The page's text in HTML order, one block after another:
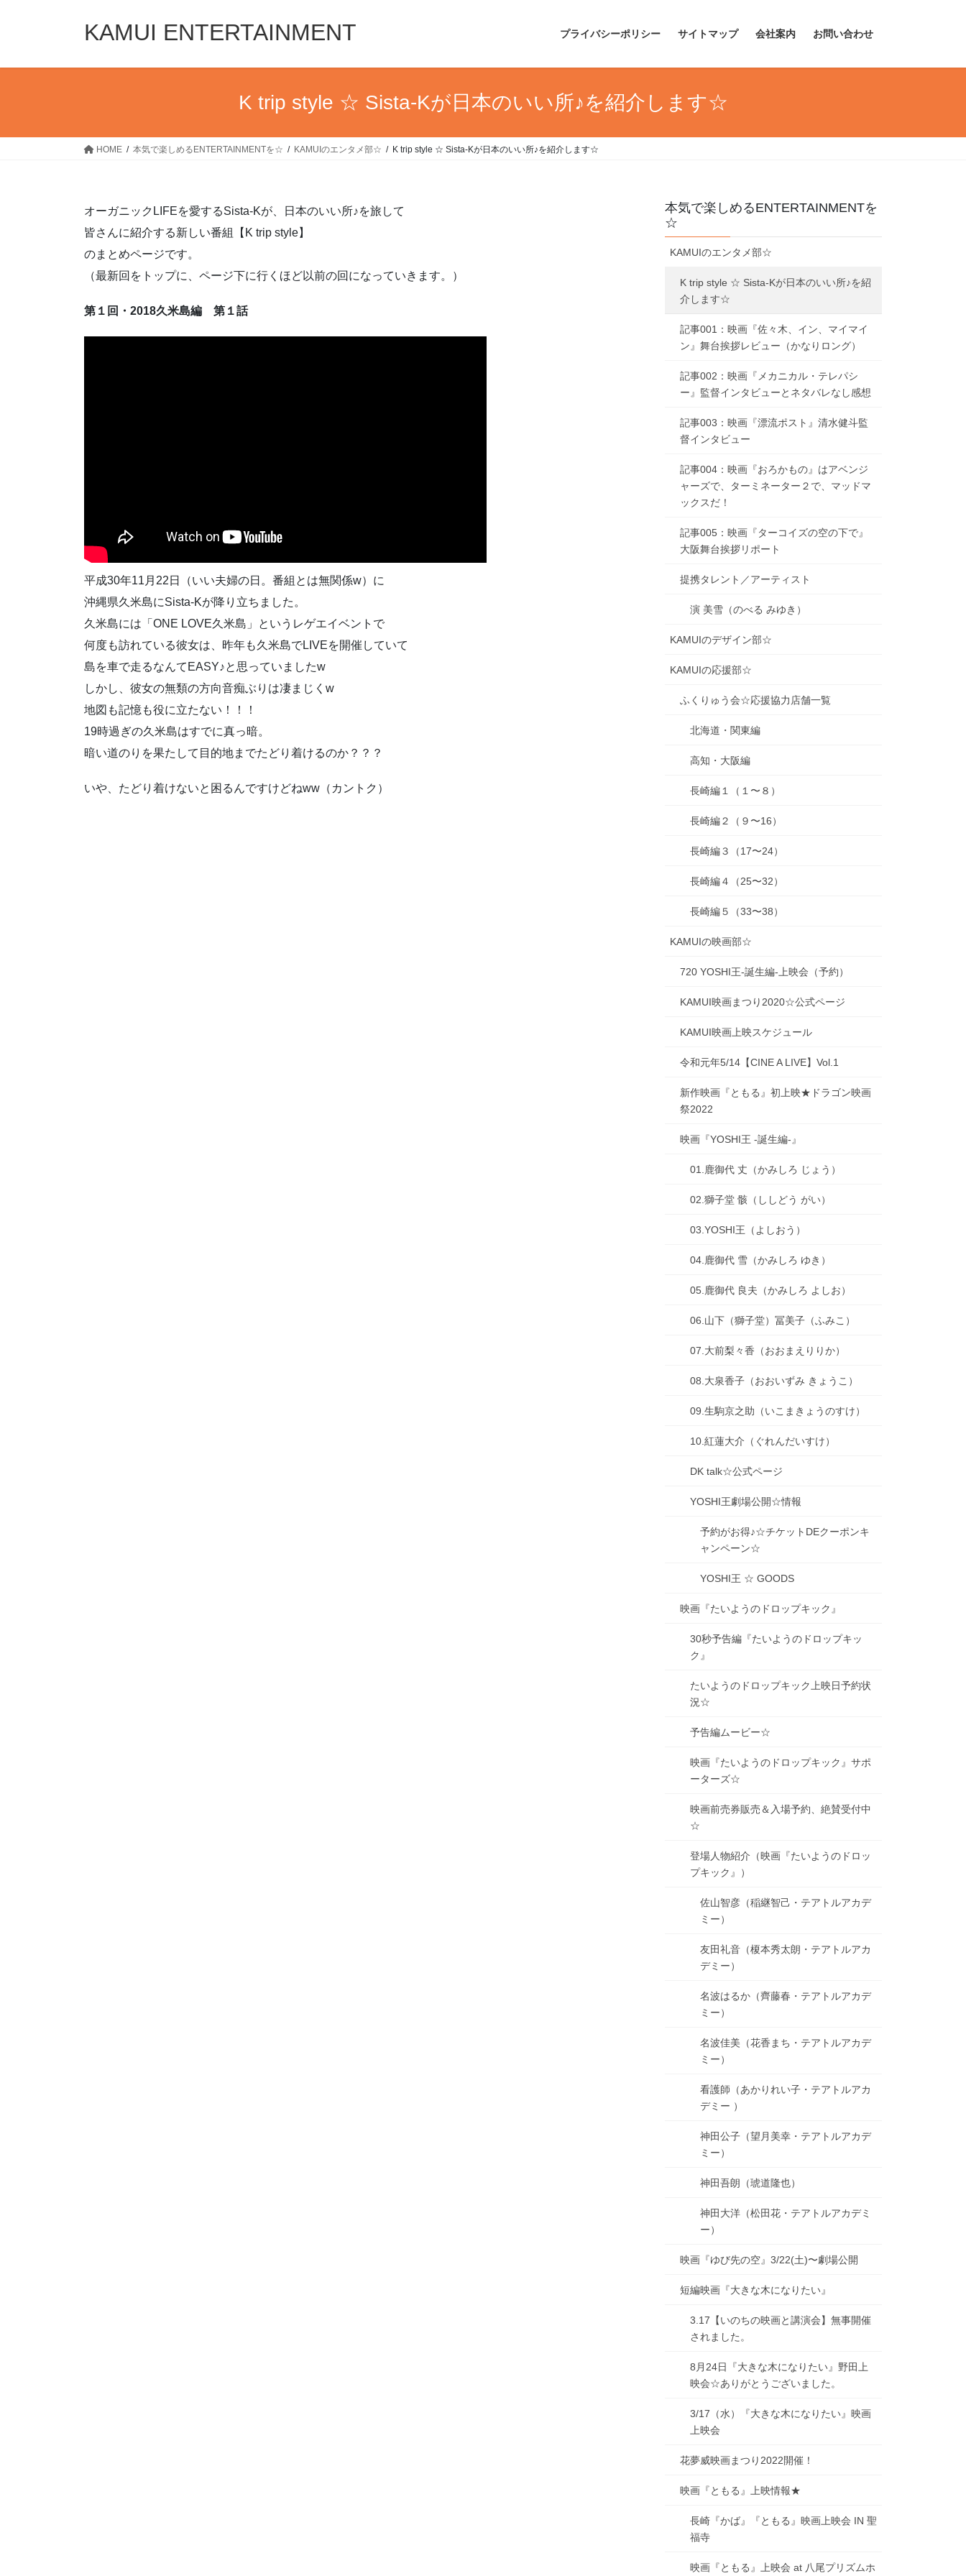
KAMUI ENTERTAINMENT プライバシーポリシー サイトマップ 会社案内 お問い合わせ
K trip style ☆ Sista-Kが日本のいい所♪を紹介します☆
HOME 本気で楽しめるENTERTAINMENTを☆ KAMUIのエンタメ部☆ K trip style ☆ Sista-Kが日本のいい所♪を紹介します☆
オーガニックLIFEを愛するSista-Kが、日本のいい所♪を旅して
皆さんに紹介する新しい番組【K trip style】
のまとめページです。
（最新回をトップに、ページ下に行くほど以前の回になっていきます。）
第１回・2018久米島編 第１話
平成30年11月22日（いい夫婦の日。番組とは無関係w）に
沖縄県久米島にSista-Kが降り立ちました。
久米島には「ONE LOVE久米島」というレゲエイベントで
何度も訪れている彼女は、昨年も久米島でLIVEを開催していて
島を車で走るなんてEASY♪と思っていましたw
しかし、彼女の無類の方向音痴ぶりは凄まじくw
地図も記憶も役に立たない！！！
19時過ぎの久米島はすでに真っ暗。
暗い道のりを果たして目的地までたどり着けるのか？？？
いや、たどり着けないと困るんですけどねww（カントク）
本気で楽しめるENTERTAINMENTを
☆
KAMUIのエンタメ部☆
K trip style ☆ Sista-Kが日本のいい所♪を紹
介します☆
記事001：映画『佐々木、イン、マイマイ
ン』舞台挨拶レビュー（かなりロング）
記事002：映画『メカニカル・テレパシ
ー』監督インタビューとネタバレなし感想
記事003：映画『漂流ポスト』清水健斗監
督インタビュー
記事004：映画『おろかもの』はアベンジ
ャーズで、ターミネーター２で、マッドマ
ックスだ！
記事005：映画『ターコイズの空の下で』
大阪舞台挨拶リポート
提携タレント／アーティスト
演 美雪（のべる みゆき）
KAMUIのデザイン部☆
KAMUIの応援部☆
ふくりゅう会☆応援協力店舗一覧
北海道・関東編
高知・大阪編
長崎編１（１〜８）
長崎編２（９〜16）
長崎編３（17〜24）
長崎編４（25〜32）
長崎編５（33〜38）
KAMUIの映画部☆
720 YOSHI王-誕生編-上映会（予約）
KAMUI映画まつり2020☆公式ページ
KAMUI映画上映スケジュール
令和元年5/14【CINE A LIVE】Vol.1
新作映画『ともる』初上映★ドラゴン映画
祭2022
映画『YOSHI王 -誕生編-』
01.鹿御代 丈（かみしろ じょう）
02.獅子堂 骸（ししどう がい）
03.YOSHI王（よしおう）
04.鹿御代 雪（かみしろ ゆき）
05.鹿御代 良夫（かみしろ よしお）
06.山下（獅子堂）冨美子（ふみこ）
07.大前梨々香（おおまえりりか）
08.大泉香子（おおいずみ きょうこ）
09.生駒京之助（いこまきょうのすけ）
10.紅蓮大介（ぐれんだいすけ）
DK talk☆公式ページ
YOSHI王劇場公開☆情報
予約がお得♪☆チケットDEクーポンキ
ャンペーン☆
YOSHI王 ☆ GOODS
映画『たいようのドロップキック』
30秒予告編『たいようのドロップキッ
ク』
たいようのドロップキック上映日予約状
況☆
予告編ムービー☆
映画『たいようのドロップキック』サポ
ーターズ☆
映画前売券販売＆入場予約、絶賛受付中
☆
登場人物紹介（映画『たいようのドロッ
プキック』）
佐山智彦（稲継智己・テアトルアカデ
ミー）
友田礼音（榎本秀太朗・テアトルアカ
デミー）
名波はるか（齊藤春・テアトルアカデ
ミー）
名波佳美（花香まち・テアトルアカデ
ミー）
看護師（あかりれい子・テアトルアカ
デミー ）
神田公子（望月美幸・テアトルアカデ
ミー）
神田吾朗（琥道隆也）
神田大洋（松田花・テアトルアカデミ
ー）
映画『ゆび先の空』3/22(土)〜劇場公開
短編映画『大きな木になりたい』
3.17【いのちの映画と講演会】無事開催
されました。
8月24日『大きな木になりたい』野田上
映会☆ありがとうございました。
3/17（水）『大きな木になりたい』映画
上映会
花夢威映画まつり2022開催！
映画『ともる』上映情報★
長崎『かば』『ともる』映画上映会 IN 聖
福寺
映画『ともる』上映会 at 八尾プリズムホ